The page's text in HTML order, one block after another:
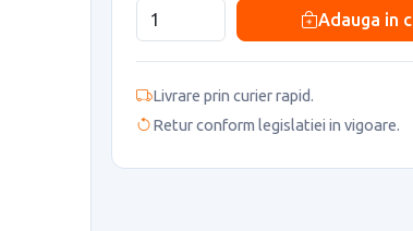
Adauga in
Livrare prin curier rapid.
Retur conform legislatiei in vigoare.